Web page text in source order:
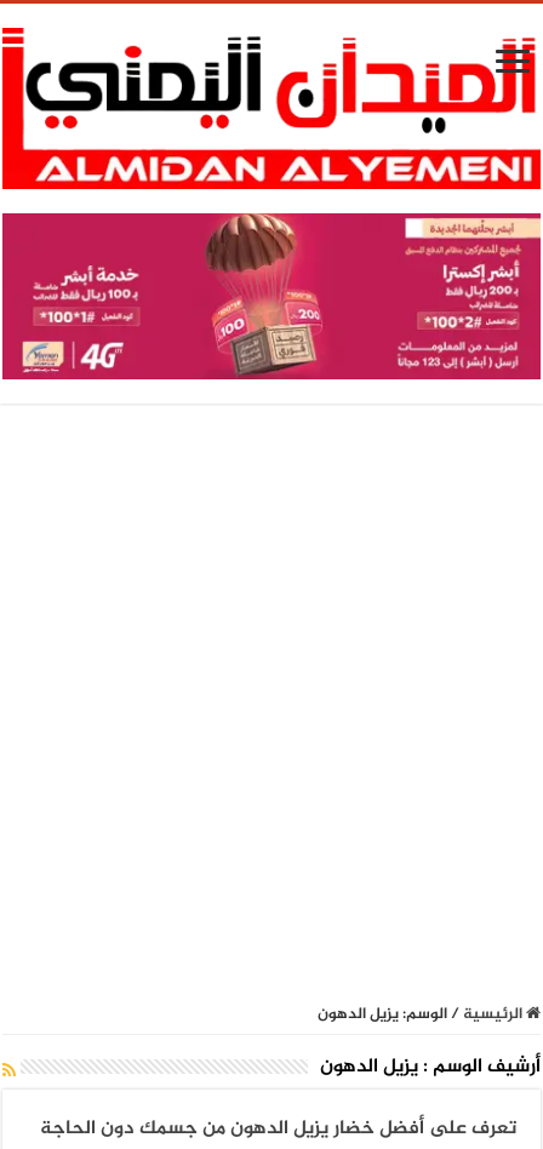
الرئيسية/الوسم:يزيل الدهون
أرشيف الوسم :يزيل الدهون
تعرف على أفضل خضار يزيل الدهون من جسمك دون الحاجة